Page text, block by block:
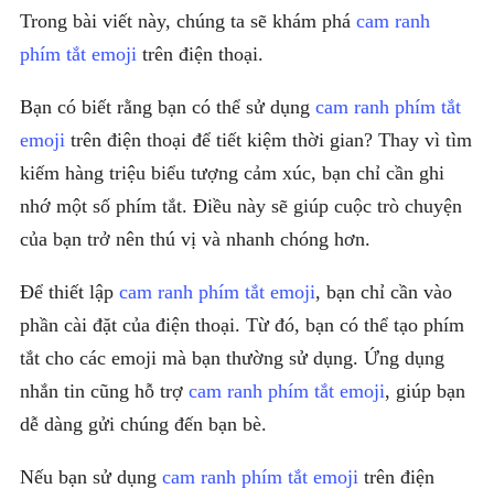
Trong bài viết này, chúng ta sẽ khám phá cam ranh
phím tắt emoji trên điện thoại.
Bạn có biết rằng bạn có thể sử dụng cam ranh phím tắt
emoji trên điện thoại để tiết kiệm thời gian? Thay vì tìm
kiếm hàng triệu biểu tượng cảm xúc, bạn chỉ cần ghi
nhớ một số phím tắt. Điều này sẽ giúp cuộc trò chuyện
của bạn trở nên thú vị và nhanh chóng hơn.
Để thiết lập cam ranh phím tắt emoji, bạn chỉ cần vào
phần cài đặt của điện thoại. Từ đó, bạn có thể tạo phím
tắt cho các emoji mà bạn thường sử dụng. Ứng dụng
nhắn tin cũng hỗ trợ cam ranh phím tắt emoji, giúp bạn
dễ dàng gửi chúng đến bạn bè.
Nếu bạn sử dụng cam ranh phím tắt emoji trên điện